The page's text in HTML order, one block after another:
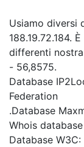
Usiamo diversi
188.19.72.184.
differenti
- 56,8575.
Database
Federation
.Database
Whois
Database